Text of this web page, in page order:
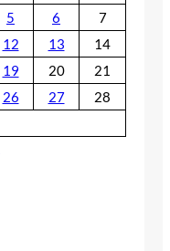
5 6
7
12 13
14
19 20
21
26 27
28